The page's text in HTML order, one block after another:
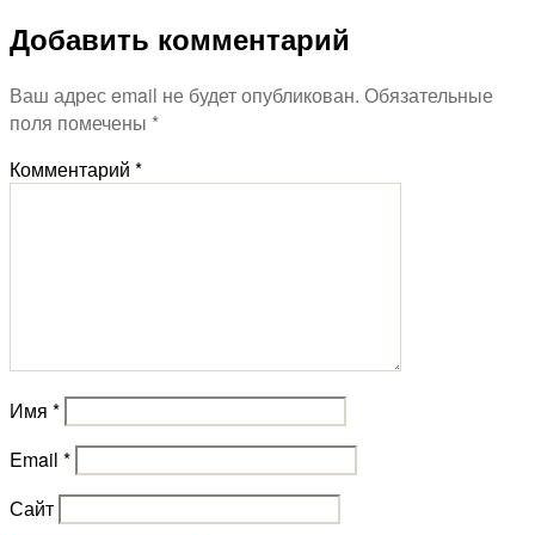
Добавить комментарий
Ваш адрес email не будет опубликован. Обязательные
поля помечены *
Комментарий *
Имя *
Email *
Сайт